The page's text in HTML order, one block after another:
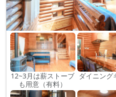
12~3月は薪ストーブ
も用意（有料）
ダイニング